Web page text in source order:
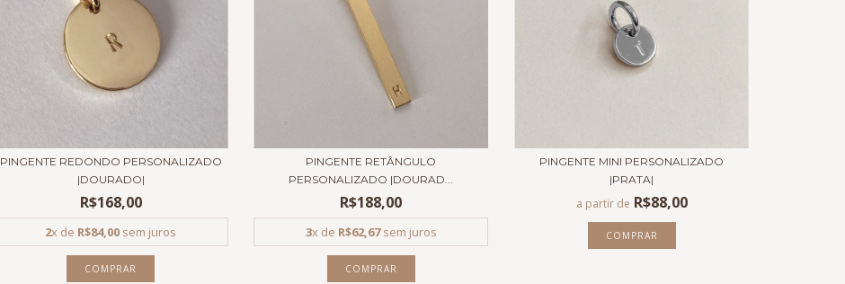
PINGENTE REDONDO PERSONALIZADO
|DOURADO|
R$168,00
2x de R$84,00 sem juros
PINGENTE RETÂNGULO
PERSONALIZADO |DOURAD...
R$188,00
3x de R$62,67sem juros
PINGENTE MINI PERSONALIZADO
|PRATA|
a partir de R$88,00
COMPRAR